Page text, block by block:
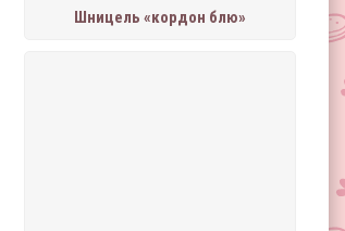
Шницель «кордон блю»